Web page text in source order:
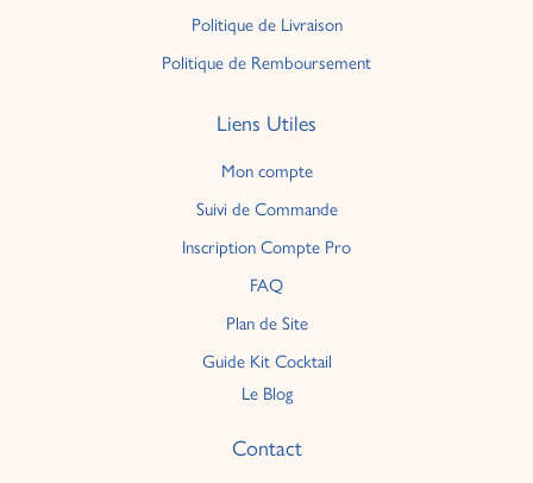
Politique de Livraison
Politique de Remboursement
Liens Utiles
Mon compte
Suivi de Commande
Inscription Compte Pro
FAQ
Plan de Site
Guide Kit Cocktail
Le Blog
Contact